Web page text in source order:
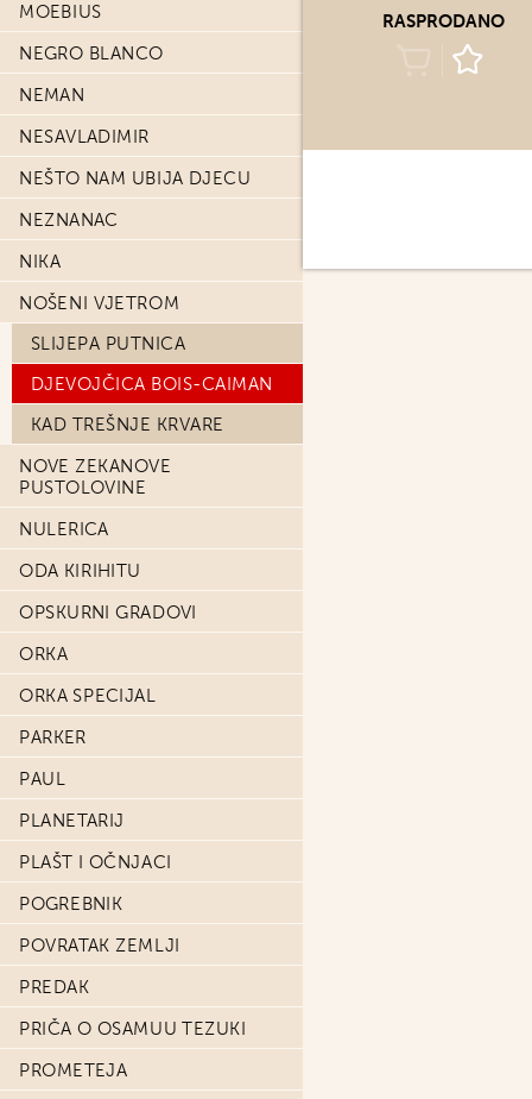
MOEBIUS
NEGRO BLANCO
NEMAN
NESAVLADIMIR
NEŠTO NAM UBIJA DJECU
NEZNANAC
NIKA
NOŠENI VJETROM
SLIJEPA PUTNICA
DJEVOJČICA BOIS-CAIMAN
KAD TREŠNJE KRVARE
NOVE ZEKANOVE
PUSTOLOVINE
NULERICA
ODA KIRIHITU
OPSKURNI GRADOVI
ORKA
ORKA SPECIJAL
PARKER
PAUL
PLANETARIJ
PLAŠT I OČNJACI
POGREBNIK
POVRATAK ZEMLJI
PREDAK
PRIČA O OSAMUU TEZUKI
PROMETEJA
RASPRODANO